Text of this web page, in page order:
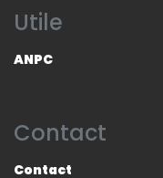
Utile
ANPC
Contact
Contact